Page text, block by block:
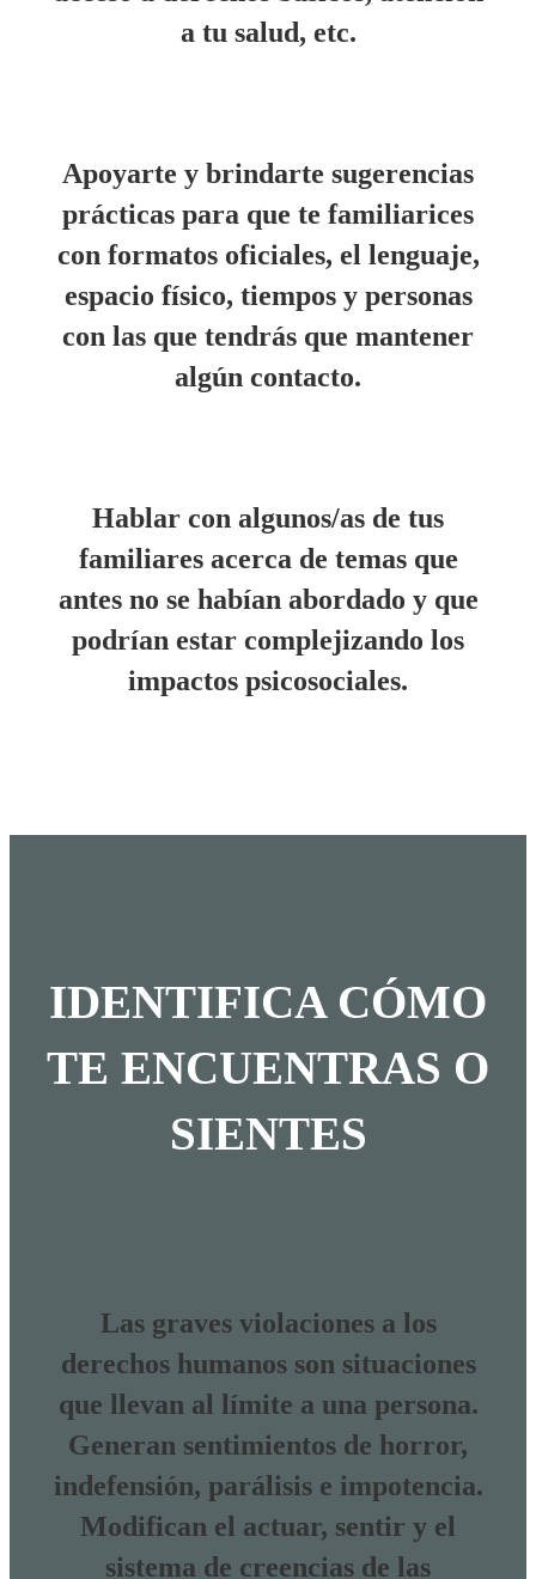
a tu salud, etc.
Apoyarte y brindarte sugerencias
prácticas para que te familiarices
con formatos oficiales, el lenguaje,
espacio físico, tiempos y personas
con las que tendrás que mantener
algún contacto.
Hablar con algunos/as de tus
familiares acerca de temas que
antes no se habían abordado y que
podrían estar complejizando los
impactos psicosociales.
IDENTIFICA CÓMO
TE ENCUENTRAS O
SIENTES
Las graves violaciones a los
derechos humanos son situaciones
que llevan al límite a una persona.
Generan sentimientos de horror,
indefensión, parálisis e impotencia.
Modifican el actuar, sentir y el
sistema de creencias de las